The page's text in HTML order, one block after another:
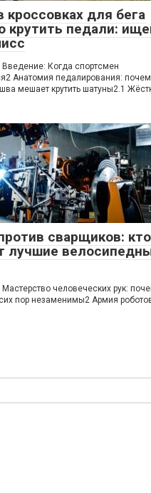
кроссовках для бега
крутить педали:
Когда спортсмен
Анатомия педалирования:
мешает крутить шатуны2.1
сварщиков: кто
лучшие
человеческих рук:
пор незаменимы2 Армия